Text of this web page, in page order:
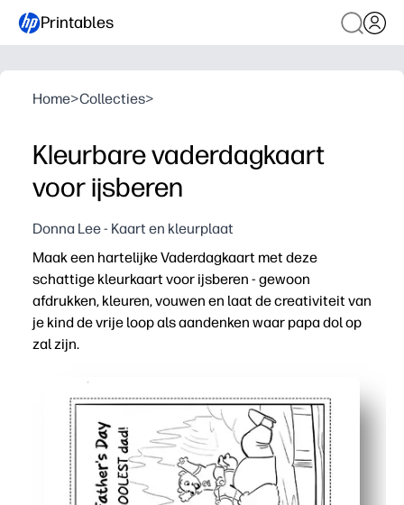
Printables
Home>Collecties>
Kleurbare vaderdagkaart
voor ijsberen
Donna Lee - Kaart en kleurplaat
Maak een hartelijke Vaderdagkaart met deze
schattige kleurkaart voor ijsberen - gewoon
afdrukken, kleuren, vouwen en laat de creativiteit van
je kind de vrije loop als aandenken waar papa dol op
zal zijn.
Een print-and-go-activiteit zonder voorbereiding die
Betrekt kinderen van alle leeftijden met schattige
Personaliseer met kleurpotloden, stiften of stickers -
Snel en eenvoudig plezier voor drukke gezinnen -